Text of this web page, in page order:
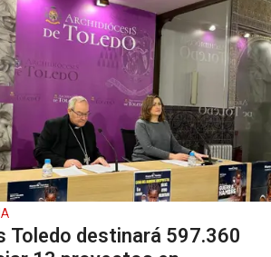
Toledo destinará 597.360